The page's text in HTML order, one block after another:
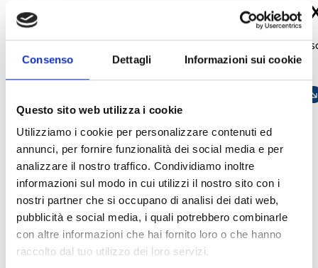
Consenso Dettagli Informazioni sui cookie
Questo sito web utilizza i cookie
Utilizziamo i cookie per personalizzare contenuti ed
annunci, per fornire funzionalità dei social media e per
analizzare il nostro traffico. Condividiamo inoltre
informazioni sul modo in cui utilizzi il nostro sito con i
nostri partner che si occupano di analisi dei dati web,
pubblicità e social media, i quali potrebbero combinarle
con altre informazioni che hai fornito loro o che hanno
raccolto dal tuo utilizzo dei loro servizi.
Prime/STUDIO
Software de programación y control
de centrales antintrusión Prime
Air2-
Receptor-
centrales PrimeX
arrow_back arrow_forward
Este producto está disponible en las
siguientes versiones